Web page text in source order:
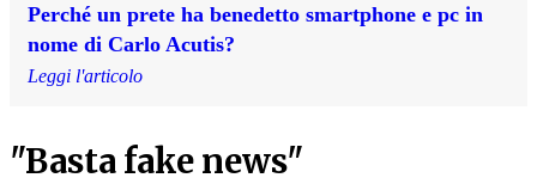
Perché un prete ha benedetto smartphone e pc in
nome di Carlo Acutis?
Leggi l'articolo
"Basta fake news"